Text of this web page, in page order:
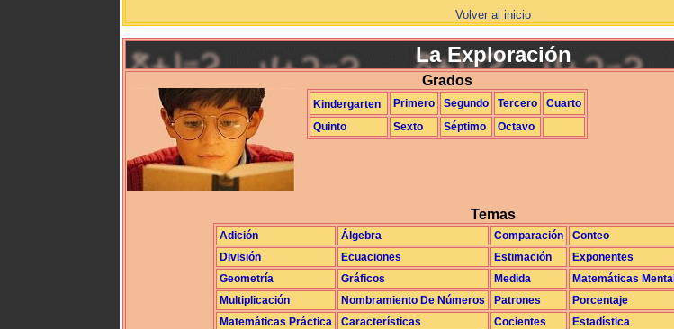
Volver al inicio
La Exploración
Grados
Kindergarten Primero Segundo Tercero
Cuarto
Quinto
Sexto Séptimo Octavo
Temas
Adición Álgebra Comparación Conteo
División
Ecuaciones Estimación Exponentes
Geometría
Gráficos Medida Matemáticas Mental
Multiplicación
Nombramiento De Números Patrones Porcentaje
Matemáticas Práctica
Características Cocientes Estadística